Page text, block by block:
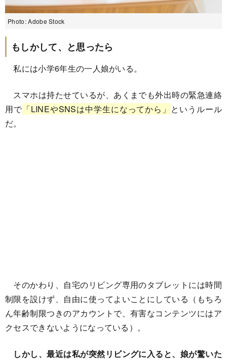
Photo: Adobe Stock
もしかして、と思ったら
私には小学6年生の一人娘がいる。
スマホは持たせているが、あくまでも外出時の緊急連絡
用で「LINEやSNSは中学生になってから」 というルール
だ。
そのかわり、自宅のリビング専用のタブレットには時間
制限を設けず、自由に使ってよいことにしている（もちろ
ん年齢制限つきのアカウントで、有害なコンテンツにはア
クセスできないようになっている）。
しかし、最近は私が突然リビングに入ると、娘が驚いた